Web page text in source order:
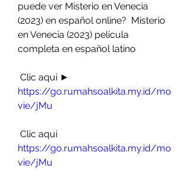
puede ver Misterio en Venecia
(2023) en español online?  Misterio
en Venecia (2023) pelicula
completa en español latino
https://go.rumahsoalkita.my.id/mo
vie/jMu
https://go.rumahsoalkita.my.id/mo
vie/jMu